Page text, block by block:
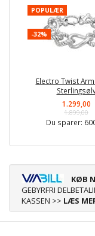
POPULÆR
-32%
Electro Twist
1.299,00
1.899,00
Du sparer:
KØB
GEBYRFRI
KASSEN >> LÆS